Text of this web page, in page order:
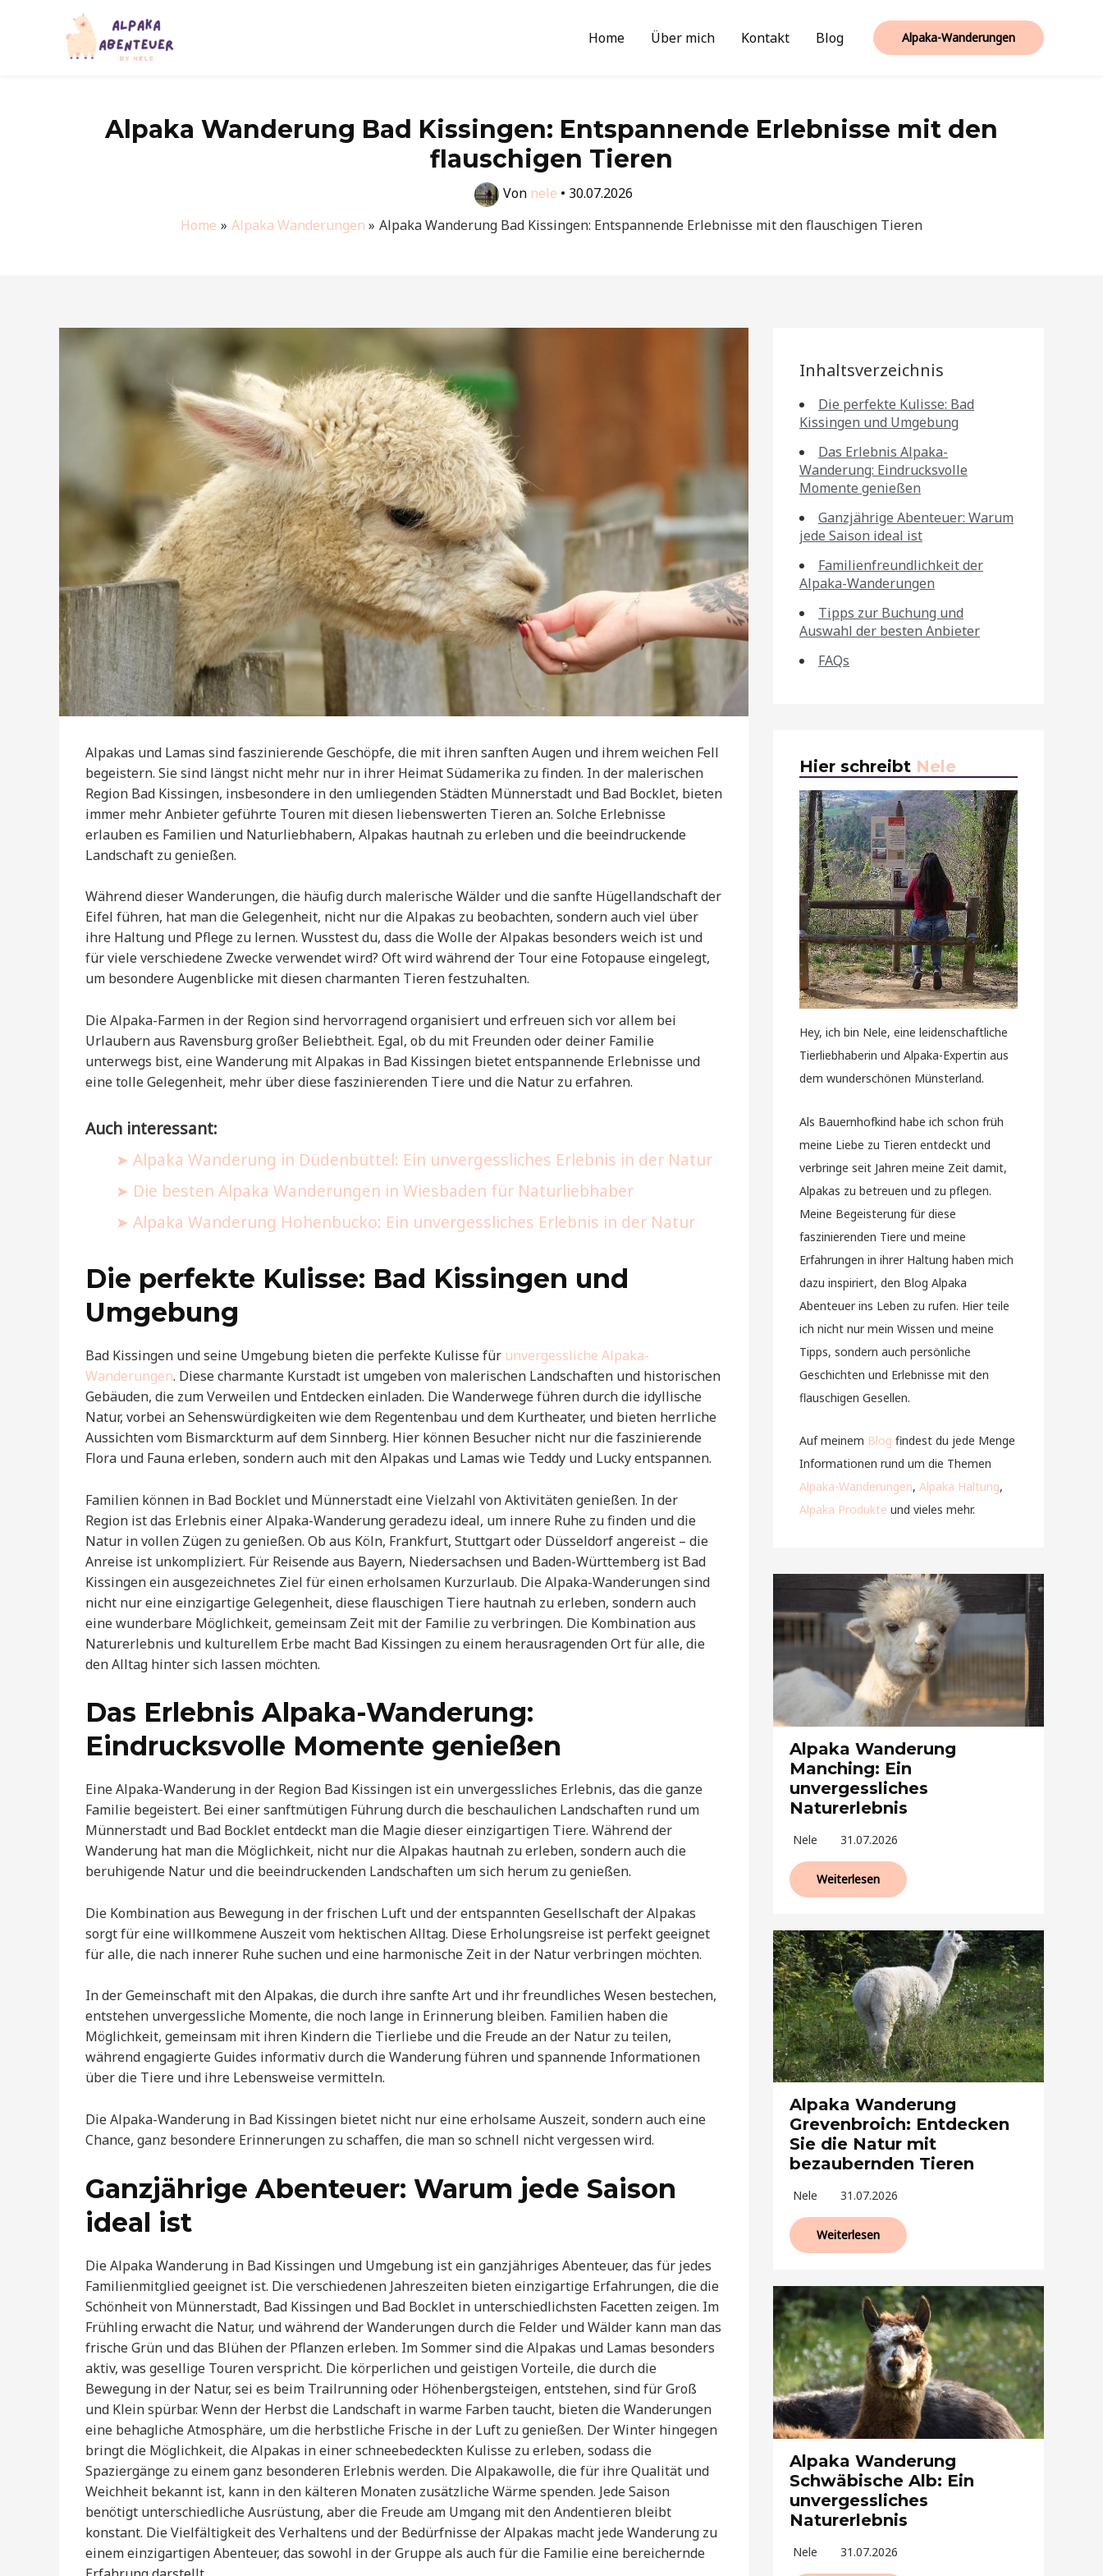
Home Über mich Kontakt Blog Alpaka-Wanderungen
Alpaka Wanderung Bad Kissingen: Entspannende Erlebnisse mit den
flauschigen Tieren
Von nele • 30.07.2026
Home
Alpaka Wanderungen Alpaka Wanderung Bad Kissingen: Entspannende Erlebnisse mit den flauschigen Tieren
Alpakas und Lamas sind faszinierende Geschöpfe, die mit ihren sanften Augen und ihrem weichen Fell
begeistern. Sie sind längst nicht mehr nur in ihrer Heimat Südamerika zu finden. In der malerischen
Region Bad Kissingen, insbesondere in den umliegenden Städten Münnerstadt und Bad Bocklet, bieten
immer mehr Anbieter geführte Touren mit diesen liebenswerten Tieren an. Solche Erlebnisse
erlauben es Familien und Naturliebhabern, Alpakas hautnah zu erleben und die beeindruckende
Landschaft zu genießen.
Während dieser Wanderungen, die häufig durch malerische Wälder und die sanfte Hügellandschaft der
Eifel führen, hat man die Gelegenheit, nicht nur die Alpakas zu beobachten, sondern auch viel über
ihre Haltung und Pflege zu lernen. Wusstest du, dass die Wolle der Alpakas besonders weich ist und
für viele verschiedene Zwecke verwendet wird? Oft wird während der Tour eine Fotopause eingelegt,
um besondere Augenblicke mit diesen charmanten Tieren festzuhalten.
Die Alpaka-Farmen in der Region sind hervorragend organisiert und erfreuen sich vor allem bei
Urlaubern aus Ravensburg großer Beliebtheit. Egal, ob du mit Freunden oder deiner Familie
unterwegs bist, eine Wanderung mit Alpakas in Bad Kissingen bietet entspannende Erlebnisse und
eine tolle Gelegenheit, mehr über diese faszinierenden Tiere und die Natur zu erfahren.
Auch interessant:
Alpaka Wanderung in Düdenbüttel: Ein unvergessliches Erlebnis in der Natur
Die besten Alpaka Wanderungen in Wiesbaden für Naturliebhaber
Alpaka Wanderung Hohenbucko: Ein unvergessliches Erlebnis in der Natur
Die perfekte Kulisse: Bad Kissingen und
Umgebung
Bad Kissingen und seine Umgebung bieten die perfekte Kulisse für unvergessliche Alpaka-
Wanderungen. Diese charmante Kurstadt ist umgeben von malerischen Landschaften und historischen
Gebäuden, die zum Verweilen und Entdecken einladen. Die Wanderwege führen durch die idyllische
Natur, vorbei an Sehenswürdigkeiten wie dem Regentenbau und dem Kurtheater, und bieten herrliche
Aussichten vom Bismarckturm auf dem Sinnberg. Hier können Besucher nicht nur die faszinierende
Flora und Fauna erleben, sondern auch mit den Alpakas und Lamas wie Teddy und Lucky entspannen.
Familien können in Bad Bocklet und Münnerstadt eine Vielzahl von Aktivitäten genießen. In der
Region ist das Erlebnis einer Alpaka-Wanderung geradezu ideal, um innere Ruhe zu finden und die
Natur in vollen Zügen zu genießen. Ob aus Köln, Frankfurt, Stuttgart oder Düsseldorf angereist – die
Anreise ist unkompliziert. Für Reisende aus Bayern, Niedersachsen und Baden-Württemberg ist Bad
Kissingen ein ausgezeichnetes Ziel für einen erholsamen Kurzurlaub. Die Alpaka-Wanderungen sind
nicht nur eine einzigartige Gelegenheit, diese flauschigen Tiere hautnah zu erleben, sondern auch
eine wunderbare Möglichkeit, gemeinsam Zeit mit der Familie zu verbringen. Die Kombination aus
Naturerlebnis und kulturellem Erbe macht Bad Kissingen zu einem herausragenden Ort für alle, die
den Alltag hinter sich lassen möchten.
Das Erlebnis Alpaka-Wanderung:
Eindrucksvolle Momente genießen
Eine Alpaka-Wanderung in der Region Bad Kissingen ist ein unvergessliches Erlebnis, das die ganze
Familie begeistert. Bei einer sanftmütigen Führung durch die beschaulichen Landschaften rund um
Münnerstadt und Bad Bocklet entdeckt man die Magie dieser einzigartigen Tiere. Während der
Wanderung hat man die Möglichkeit, nicht nur die Alpakas hautnah zu erleben, sondern auch die
beruhigende Natur und die beeindruckenden Landschaften um sich herum zu genießen.
Die Kombination aus Bewegung in der frischen Luft und der entspannten Gesellschaft der Alpakas
sorgt für eine willkommene Auszeit vom hektischen Alltag. Diese Erholungsreise ist perfekt geeignet
für alle, die nach innerer Ruhe suchen und eine harmonische Zeit in der Natur verbringen möchten.
In der Gemeinschaft mit den Alpakas, die durch ihre sanfte Art und ihr freundliches Wesen bestechen,
entstehen unvergessliche Momente, die noch lange in Erinnerung bleiben. Familien haben die
Möglichkeit, gemeinsam mit ihren Kindern die Tierliebe und die Freude an der Natur zu teilen,
während engagierte Guides informativ durch die Wanderung führen und spannende Informationen
über die Tiere und ihre Lebensweise vermitteln.
Die Alpaka-Wanderung in Bad Kissingen bietet nicht nur eine erholsame Auszeit, sondern auch eine
Chance, ganz besondere Erinnerungen zu schaffen, die man so schnell nicht vergessen wird.
Ganzjährige Abenteuer: Warum jede Saison
ideal ist
Die Alpaka Wanderung in Bad Kissingen und Umgebung ist ein ganzjähriges Abenteuer, das für jedes
Familienmitglied geeignet ist. Die verschiedenen Jahreszeiten bieten einzigartige Erfahrungen, die die
Schönheit von Münnerstadt, Bad Kissingen und Bad Bocklet in unterschiedlichsten Facetten zeigen. Im
Frühling erwacht die Natur, und während der Wanderungen durch die Felder und Wälder kann man das
frische Grün und das Blühen der Pflanzen erleben. Im Sommer sind die Alpakas und Lamas besonders
aktiv, was gesellige Touren verspricht. Die körperlichen und geistigen Vorteile, die durch die
Bewegung in der Natur, sei es beim Trailrunning oder Höhenbergsteigen, entstehen, sind für Groß
und Klein spürbar. Wenn der Herbst die Landschaft in warme Farben taucht, bieten die Wanderungen
eine behagliche Atmosphäre, um die herbstliche Frische in der Luft zu genießen. Der Winter hingegen
bringt die Möglichkeit, die Alpakas in einer schneebedeckten Kulisse zu erleben, sodass die
Spaziergänge zu einem ganz besonderen Erlebnis werden. Die Alpakawolle, die für ihre Qualität und
Weichheit bekannt ist, kann in den kälteren Monaten zusätzliche Wärme spenden. Jede Saison
benötigt unterschiedliche Ausrüstung, aber die Freude am Umgang mit den Andentieren bleibt
konstant. Die Vielfältigkeit des Verhaltens und der Bedürfnisse der Alpakas macht jede Wanderung zu
einem einzigartigen Abenteuer, das sowohl in der Gruppe als auch für die Familie eine bereichernde
Inhaltsverzeichnis
Die perfekte Kulisse: Bad
Kissingen und Umgebung
Das Erlebnis Alpaka-
Wanderung: Eindrucksvolle
Momente genießen
Ganzjährige Abenteuer: Warum
jede Saison ideal ist
Familienfreundlichkeit der
Alpaka-Wanderungen
Tipps zur Buchung und
Auswahl der besten Anbieter
FAQs
Hier schreibt Nele
Hey, ich bin Nele, eine leidenschaftliche
Tierliebhaberin und Alpaka-Expertin aus
dem wunderschönen Münsterland.
Als Bauernhofkind habe ich schon früh
meine Liebe zu Tieren entdeckt und
verbringe seit Jahren meine Zeit damit,
Alpakas zu betreuen und zu pflegen.
Meine Begeisterung für diese
faszinierenden Tiere und meine
Erfahrungen in ihrer Haltung haben mich
dazu inspiriert, den Blog Alpaka
Abenteuer ins Leben zu rufen. Hier teile
ich nicht nur mein Wissen und meine
Tipps, sondern auch persönliche
Geschichten und Erlebnisse mit den
flauschigen Gesellen.
Auf meinem Blog findest du jede Menge
Informationen rund um die Themen
Alpaka-Wanderungen, Alpaka Haltung,
Alpaka Produkte und vieles mehr.
Alpaka Wanderung
Manching: Ein
unvergessliches
Naturerlebnis
Nele 31.07.2026
Weiterlesen
Alpaka Wanderung
Grevenbroich: Entdecken
Sie die Natur mit
bezaubernden Tieren
Nele 31.07.2026
Weiterlesen
Alpaka Wanderung
Schwäbische Alb: Ein
unvergessliches
Naturerlebnis
Nele 31.07.2026